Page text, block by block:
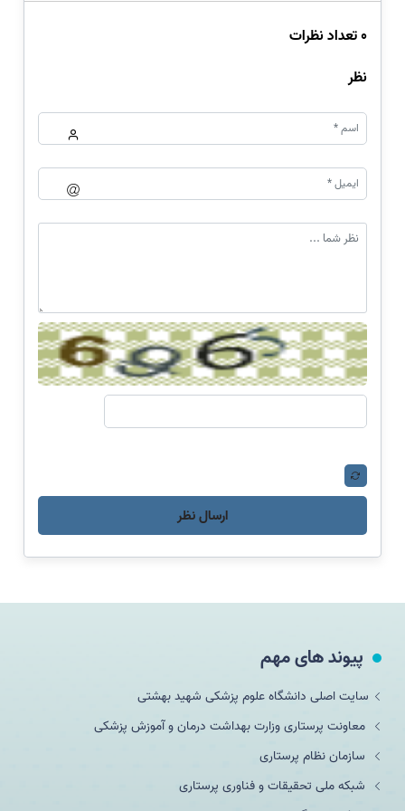
0 تعداد نظرات
نظر
ارسال نظر
پیوند های مهم
سایت اصلی دانشگاه علوم پزشکی شهید بهشتی
معاونت پرستاری وزارت بهداشت درمان و آموزش پزشکی
سازمان نظام پرستاری
شبکه ملی تحقيقات و فناوری پرستاری